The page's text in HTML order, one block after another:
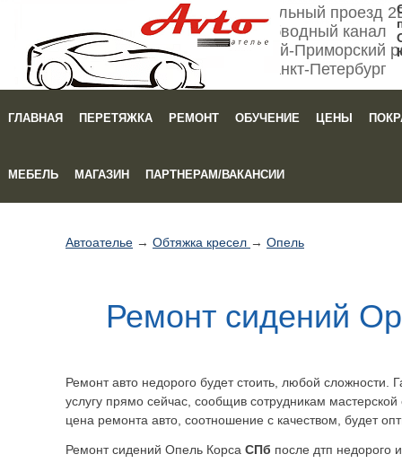
Мебельный проезд
Обводный канал
Кировский-Приморский
Санкт-Петербург
ГЛАВНАЯ ПЕРЕТЯЖКА РЕМОНТ ОБУЧЕНИЕ ЦЕНЫ
МЕБЕЛЬ МАГАЗИН ПАРТНЕРАМ/ВАКАНСИИ
Автоателье → Обтяжка кресел → Опель
Ремонт сидений
Ремонт авто недорого будет стоить, любой сложности.
услугу прямо сейчас, сообщив сотрудникам
цена ремонта авто, соотношение с качеством, будет
Ремонт сидений Опель Корса СПб после дтп недорого